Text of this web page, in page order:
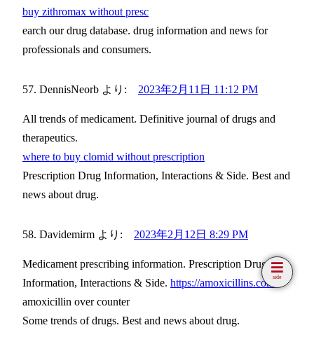
buy zithromax without presc
earch our drug database. drug information and news for
professionals and consumers.
DennisNeorb より: 2023年2月11日 11:12 PM
All trends of medicament. Definitive journal of drugs and
therapeutics.
where to buy clomid without prescription
Prescription Drug Information, Interactions & Side. Best and
news about drug.
Davidemirm より: 2023年2月12日 8:29 PM
Medicament prescribing information. Prescription Drug
Information, Interactions & Side. https://amoxicillins.com/
amoxicillin over counter
Some trends of drugs. Best and news about drug.
side